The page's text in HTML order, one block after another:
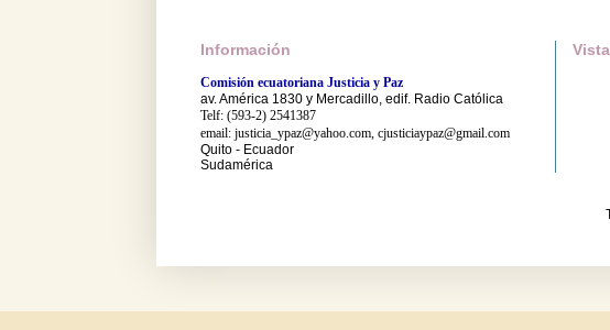
Información
Comisión ecuatoriana Justicia y Paz
av. América 1830 y Mercadillo, edif. Radio Católica
Telf: (593-2) 2541387
email: justicia_ypaz@yahoo.com, cjusticiaypaz@gmail.com
Quito - Ecuador
Sudamérica